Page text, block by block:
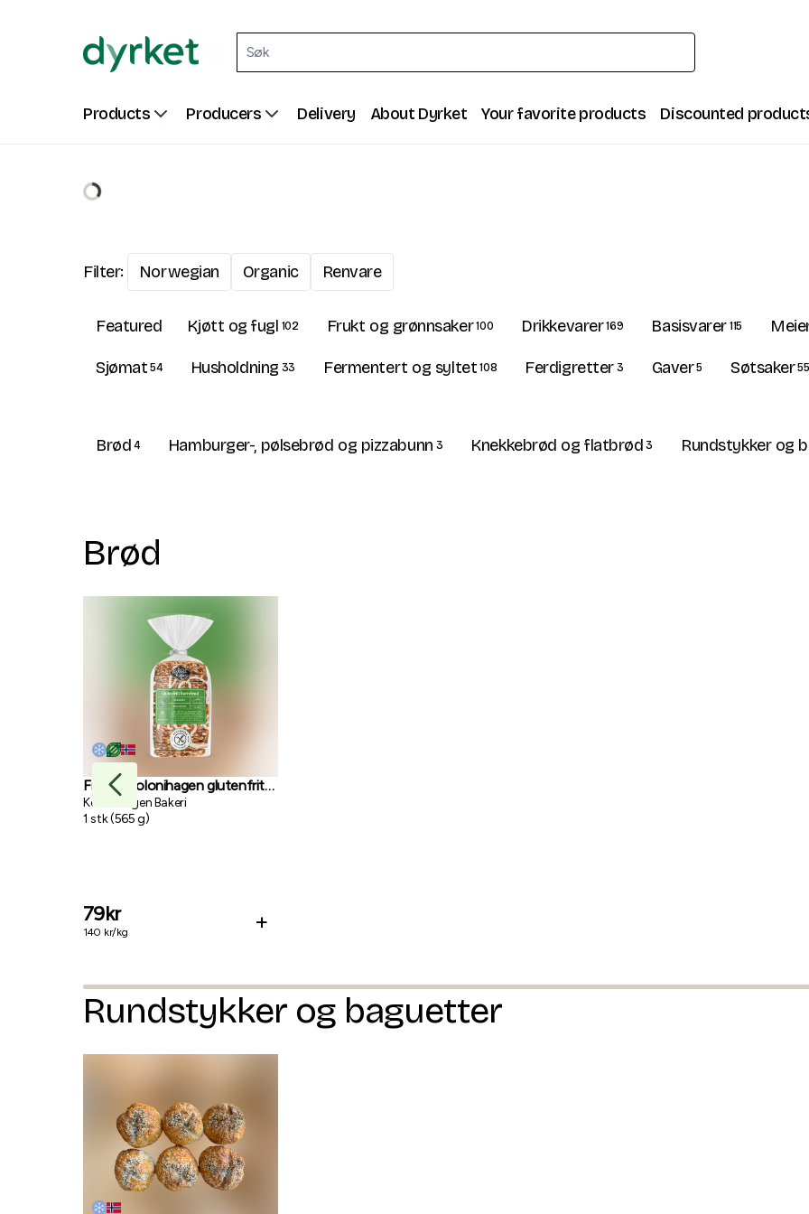
Products Producers Delivery About Dyrket Your favorite products Discounted
Filter: Norwegian Organic Renvare
Featured Kjøtt og fugl 102 Frukt og grønnsaker 100 Drikkevarer 169 Basisvarer 115
Sjømat 54 Husholdning 33 Fermentert og syltet 108 Ferdigretter 3 Gaver 5 Søtsaker 55
Brød 4 Hamburger-, pølsebrød og pizzabunn 3 Knekkebrød og flatbrød 3 Rundstykker og
Brød
Fryst - Kolonihagen glutenfritt
brød 550g
Kolonihagen Bakeri
1 stk(565g)
79kr
140 kr/kg +
Rundstykker og baguetter